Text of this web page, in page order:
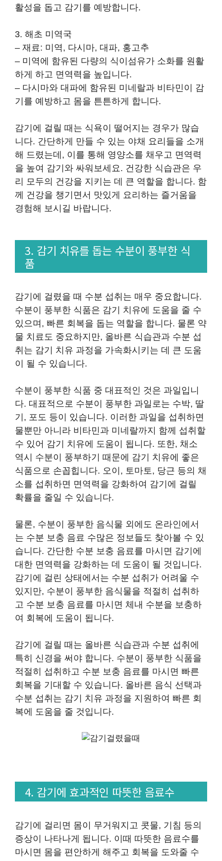
활성을 돕고 감기를 예방합니다.
3. 해초 미역국
– 재료: 미역, 다시마, 대파, 홍고추
– 미역에 함유된 다량의 식이섬유가 소화를 원활
하게 하고 면역력을 높입니다.
– 다시마와 대파에 함유된 미네랄과 비타민이 감
기를 예방하고 몸을 튼튼하게 합니다.
감기에 걸릴 때는 식욕이 떨어지는 경우가 많습
니다. 간단하게 만들 수 있는 야채 요리들을 소개
해 드렸는데, 이를 통해 영양소를 채우고 면역력
을 높여 감기와 싸워보세요. 건강한 식습관은 우
리 모두의 건강을 지키는 데 큰 역할을 합니다. 함
께 건강을 챙기면서 맛있게 요리하는 즐거움을
경험해 보시길 바랍니다.
3. 감기 치유를 돕는 수분이 풍부한 식
품
감기에 걸렸을 때 수분 섭취는 매우 중요합니다.
수분이 풍부한 식품은 감기 치유에 도움을 줄 수
있으며, 빠른 회복을 돕는 역할을 합니다. 물론 약
물 치료도 중요하지만, 올바른 식습관과 수분 섭
취는 감기 치유 과정을 가속화시키는 데 큰 도움
이 될 수 있습니다.
수분이 풍부한 식품 중 대표적인 것은 과일입니
다. 대표적으로 수분이 풍부한 과일로는 수박, 딸
기, 포도 등이 있습니다. 이러한 과일을 섭취하면
물뿐만 아니라 비타민과 미네랄까지 함께 섭취할
수 있어 감기 치유에 도움이 됩니다. 또한, 채소
역시 수분이 풍부하기 때문에 감기 치유에 좋은
식품으로 손꼽힙니다. 오이, 토마토, 당근 등의 채
소를 섭취하면 면역력을 강화하여 감기에 걸릴
확률을 줄일 수 있습니다.
물론, 수분이 풍부한 음식물 외에도 온라인에서
는 수분 보충 음료 수많은 정보들도 찾아볼 수 있
습니다. 간단한 수분 보충 음료를 마시면 감기에
대한 면역력을 강화하는 데 도움이 될 것입니다.
감기에 걸린 상태에서는 수분 섭취가 어려울 수
있지만, 수분이 풍부한 음식물을 적절히 섭취하
고 수분 보충 음료를 마시면 체내 수분을 보충하
여 회복에 도움이 됩니다.
감기에 걸릴 때는 올바른 식습관과 수분 섭취에
특히 신경을 써야 합니다. 수분이 풍부한 식품을
적절히 섭취하고 수분 보충 음료를 마시면 빠른
회복을 기대할 수 있습니다. 올바른 음식 선택과
수분 섭취는 감기 치유 과정을 지원하여 빠른 회
복에 도움을 줄 것입니다.
4. 감기에 효과적인 따뜻한 음료수
감기에 걸리면 몸이 무거워지고 콧물, 기침 등의
증상이 나타나게 됩니다. 이때 따뜻한 음료수를
마시면 몸을 편안하게 해주고 회복을 도와줄 수